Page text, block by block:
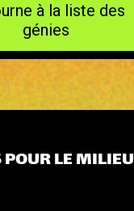
à la liste des
génies
POUR LE MILIEU